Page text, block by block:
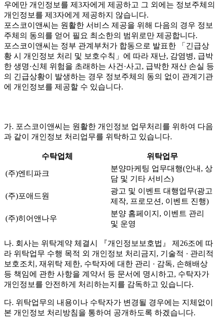
우에만 개인정보를 제3자에게 제공하고 그 외에는 정보주체의
개인정보를 제3자에게 제공하지 않습니다.
포스코이앤씨는 원활한 서비스 제공을 위해 다음의 경우 정보
주체의 동의를 얻어 필요 최소한의 범위로만 제공합니다.
포스코이앤씨는 정부 관계부처가 합동으로 발표한 「긴급상
황 시 개인정보 처리 및 보호수칙」에 따라 재난, 감염병, 급박
한 생명·신체 위험을 초래하는 사건·사고, 급박한 재산 손실 등
의 긴급상황이 발생하는 경우 정보주체의 동의 없이 관계기관
에 개인정보를 제공할 수 있습니다.
가. 포스코이앤씨는 원활한 개인정보 업무처리를 위하여 다음
과 같이 개인정보 처리업무를 위탁하고 있습니다.
수탁업체 위탁업무
(주)엔티파크
분양마케팅 업무대행(안내, 상
담 및 기타 서비스)
(주)포애드원
광고 및 이벤트 대행업무(광고
제작, 프로모션, 이벤트 진행)
(주)히어앤나우
분양 홈페이지, 이벤트 관리
및 운영
나. 회사는 위탁계약 체결시 『개인정보보호법』 제26조에 따
라 위탁업무 수행 목적 외 개인정보 처리금지, 기술적 · 관리적
보호조치, 재위탁 제한, 수탁자에 대한 관리 · 감독, 손해배상
등 책임에 관한 사항을 계약서 등 문서에 명시하고, 수탁자가
개인정보를 안전하게 처리하는지를 감독하고 있습니다.
다. 위탁업무의 내용이나 수탁자가 변경될 경우에는 지체없이
본 개인정보 처리방침을 통하여 공개하도록 하겠습니다.